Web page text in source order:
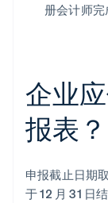
册会计师完
企业
报表？
申报截止日期
于 12 月 31 日
爱尔兰
English
爱沙尼亚
English
澳大利亚
English